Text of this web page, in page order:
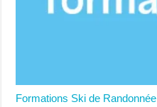
Formations Ski de Randonnée